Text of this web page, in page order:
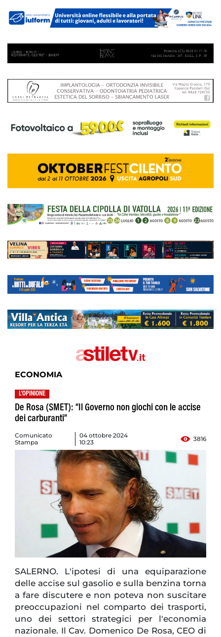
ECONOMIA
L'OPINIONE
De Rosa (SMET): “Il Governo non giochi con le accise
dei carburanti”
Comunicato
Stampa
04 ottobre 2024
10:23
3816
SALERNO. L'ipotesi di una equiparazione
delle accise sul gasolio e sulla benzina torna
a fare discutere e non poteva non suscitare
preoccupazioni nel comparto dei trasporti,
uno dei settori strategici per l'economia
nazionale. Il Cav. Domenico De Rosa, CEO di